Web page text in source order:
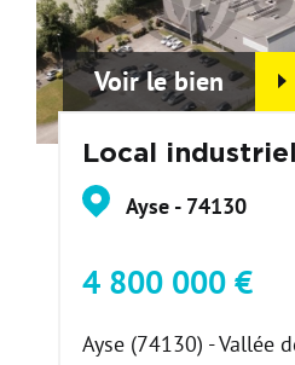
Voir le bien
Local
Ayse - 74130
4 800 000 €
Ayse (74130) - Vallée